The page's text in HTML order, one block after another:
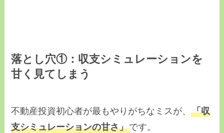
落とし穴①：収支シミュレーションを
甘く見てしまう
不動産投資初心者が最もやりがちなミスが、「収
支シミュレーションの甘さ」です。